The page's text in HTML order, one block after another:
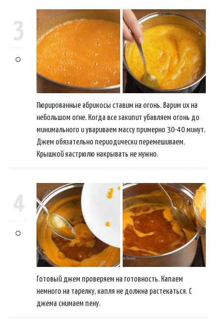
3
Пюрированные абрикосы ставим на огонь. Варим их на
небольшом огне. Когда все закипит убавляем огонь до
минимального и увариваем массу примерно 30-40 минут.
Джем обязательно периодически перемешиваем.
Крышкой кастрюлю накрывать не нужно.
4
Готовый джем проверяем на готовность. Капаем
немного на тарелку, капля не должна растекаться. С
джема снимаем пену.